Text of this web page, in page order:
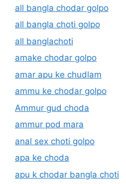
all bangla chodar golpo
all bangla choti golpo
all banglachoti
amake chodar golpo
amar apu ke chudlam
ammu ke chodar golpo
Ammur gud choda
ammur pod mara
anal sex choti golpo
apa ke choda
apu k chodar bangla choti